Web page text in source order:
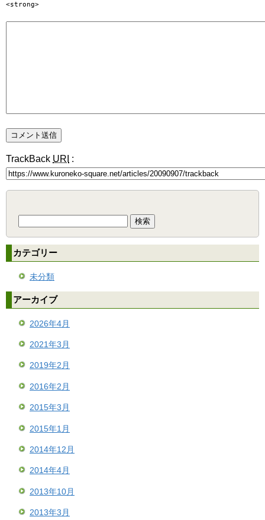
<strong>
TrackBack URI :
カテゴリー
未分類
アーカイブ
2026年4月
2021年3月
2019年2月
2016年2月
2015年3月
2015年1月
2014年12月
2014年4月
2013年10月
2013年3月